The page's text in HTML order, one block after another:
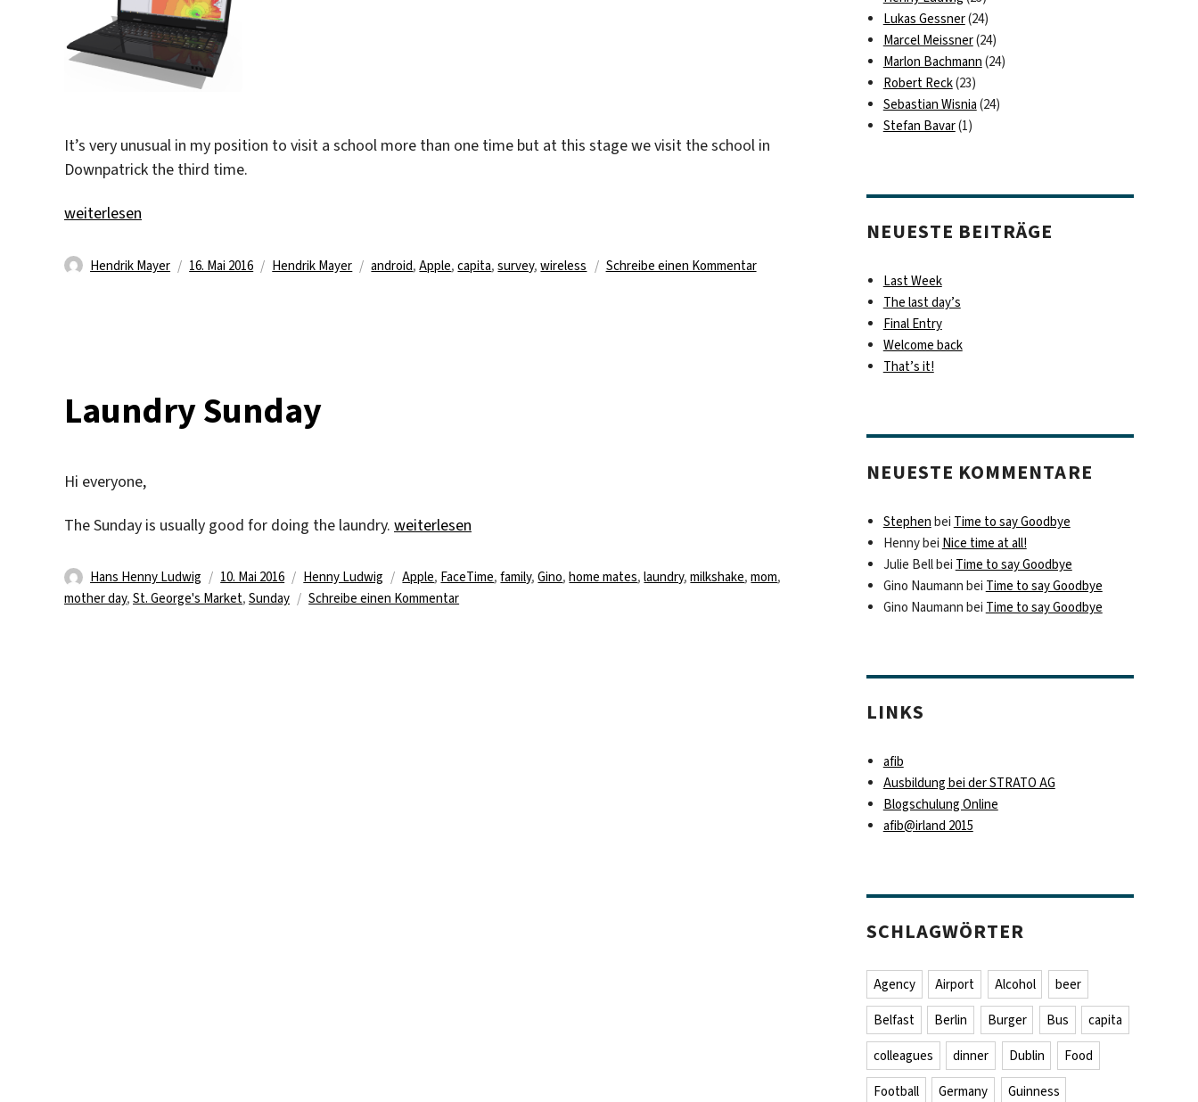
It’s very unusual in my position to visit a school more than one time but at this stage we visit the school in
Downpatrick the third time.
„Where are you Mr. WLAN?“
weiterlesen
Autor
Hendrik Mayer
Veröffentlicht
16. Mai 2016 Kategorien
Hendrik Mayer Schlagwörter
android,Apple,capita,survey,wireless Schreibe einen Kommentarzu
Laundry Sunday
Hi everyone,
The Sunday is usually good for doing the laundry. „Laundry Sunday“
weiterlesen
Autor
Hans Henny Ludwig
Veröffentlicht
am
10. Mai 2016 Kategorien
Henny Ludwig Schlagwörter
Apple, FaceTime,family,Gino,home mates,laundry,milkshake,mom,
mother day, St. George's Market, Sunday Schreibe einen Kommentarzu
Lukas Gessner(24)
Marcel Meissner(24)
Marlon Bachmann (24)
Robert Reck(23)
Sebastian Wisnia (24)
Stefan Bavar(1)
NEUESTE BEITRÄGE
Last Week
The last day’s
Final Entry
Welcome back
That’s it!
NEUESTE KOMMENTARE
Stephen bei Time to say Goodbye
Hennybei Nice time at all!
Julie Bellbei Time to say Goodbye
Gino Naumann bei Time to say Goodbye
Gino Naumann bei Time to say Goodbye
LINKS
afib
Ausbildung bei der STRATO AG
Blogschulung Online
afib@irland 2015
SCHLAGWÖRTER
Agency Airport Alcohol beer
Belfast Berlin Burger Bus capita
colleagues dinner Dublin Food
Football Germany Guinness